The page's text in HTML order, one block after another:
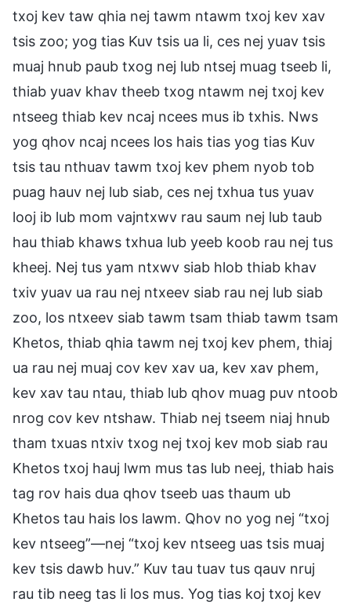
txoj kev taw qhia nej tawm ntawm txoj kev xav
tsis zoo; yog tias Kuv tsis ua li, ces nej yuav tsis
muaj hnub paub txog nej lub ntsej muag tseeb li,
thiab yuav khav theeb txog ntawm nej txoj kev
ntseeg thiab kev ncaj ncees mus ib txhis. Nws
yog qhov ncaj ncees los hais tias yog tias Kuv
tsis tau nthuav tawm txoj kev phem nyob tob
puag hauv nej lub siab, ces nej txhua tus yuav
looj ib lub mom vajntxwv rau saum nej lub taub
hau thiab khaws txhua lub yeeb koob rau nej tus
kheej. Nej tus yam ntxwv siab hlob thiab khav
txiv yuav ua rau nej ntxeev siab rau nej lub siab
zoo, los ntxeev siab tawm tsam thiab tawm tsam
Khetos, thiab qhia tawm nej txoj kev phem, thiaj
ua rau nej muaj cov kev xav ua, kev xav phem,
kev xav tau ntau, thiab lub qhov muag puv ntoob
nrog cov kev ntshaw. Thiab nej tseem niaj hnub
tham txuas ntxiv txog nej txoj kev mob siab rau
Khetos txoj hauj lwm mus tas lub neej, thiab hais
tag rov hais dua qhov tseeb uas thaum ub
Khetos tau hais los lawm. Qhov no yog nej “txoj
kev ntseeg”—nej “txoj kev ntseeg uas tsis muaj
kev tsis dawb huv.” Kuv tau tuav tus qauv nruj
rau tib neeg tas li los mus. Yog tias koj txoj kev